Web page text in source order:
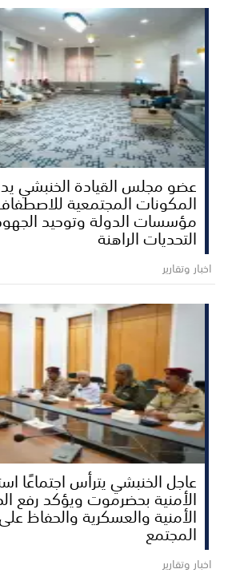
عضو مجلس القيادة الخنبشي
المكونات المجتمعية
مؤسسات الدولة وتوحيد
التحديات الراهنة
اخبار وتقارير
عاجل الخنبشي يترأس اجتماعًا
الأمنية بحضرموت ويؤكد رفع
الأمنية والعسكرية والحفاظ
المجتمع
اخبار وتقارير